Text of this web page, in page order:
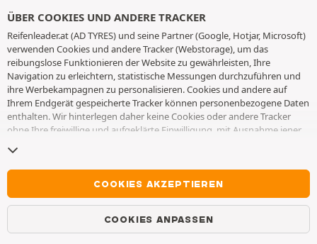
KF Silver
7x18 ET40 5x114.3 60.1
164,69 €
Lieferbar
KF Silver
7x18 ET43 5x112 57.1
164,78 €
Lieferbar
KF Silver
7x18 ET45 5x112 57.1 Lieferbar
ÜBER COOKIES UND ANDERE TRACKER
Reifenleader.at (AD TYRES) und seine Partner (Google, Hotjar, Microsoft)
verwenden Cookies und andere Tracker (Webstorage), um das
reibungslose Funktionieren der Website zu gewährleisten, Ihre
Navigation zu erleichtern, statistische Messungen durchzuführen und
ihre Werbekampagnen zu personalisieren. Cookies und andere auf
Ihrem Endgerät gespeicherte Tracker können personenbezogene Daten
enthalten. Wir hinterlegen daher keine Cookies oder andere Tracker
ohne Ihre freiwillige und aufgeklärte Einwilligung, mit Ausnahme jener,
Auswahl für einen Zeitraum von 6 Monaten. Sie können Ihre
Einwilligung jederzeit widerrufen, indem Sie die WebseiteCookies und
besuchen. Sie haben die Möglichkeit, Ihre Navigation
fortzusetzen, ohne die Hinterlegung von Cookies oder anderen
Trackern zu akzeptieren. Die Ablehnung hat keinen Einfluss auf Ihren
Zugriff zu den angebotenen Dienstleistungen AD TYRES. Weitere
Informationen finden Sie auf derWebseite Cookies und andere Tracker.
COOKIES AKZEPTIEREN
COOKIES ANPASSEN